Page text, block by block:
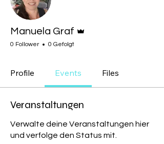
Manuela Graf
0 Follower 0 Gefolgt
Profile Events Files
Veranstaltungen
Verwalte deine Veranstaltungen hier
und verfolge den Status mit.